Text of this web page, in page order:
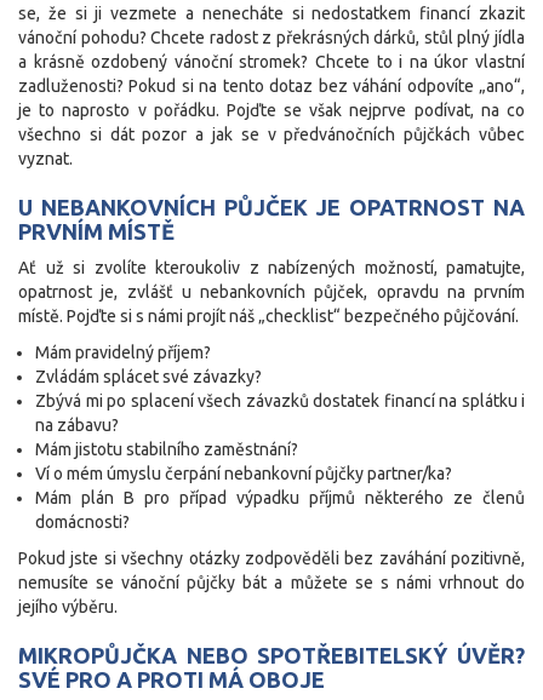
se, že si ji vezmete a nenecháte si nedostatkem financí zkazit
vánoční pohodu? Chcete radost z překrásných dárků, stůl plný jídla
a krásně ozdobený vánoční stromek? Chcete to i na úkor vlastní
zadluženosti? Pokud si na tento dotaz bez váhání odpovíte „ano“,
je to naprosto v pořádku. Pojďte se však nejprve podívat, na co
všechno si dát pozor a jak se v předvánočních půjčkách vůbec
vyznat.
U NEBANKOVNÍCH PŮJČEK JE OPATRNOST NA
PRVNÍM MÍSTĚ
Ať už si zvolíte kteroukoliv z nabízených možností, pamatujte,
opatrnost je, zvlášť u nebankovních půjček, opravdu na prvním
místě. Pojďte si s námi projít náš „checklist“ bezpečného půjčování.
Mám pravidelný příjem?
Zvládám splácet své závazky?
Zbývá mi po splacení všech závazků dostatek financí na splátku i
na zábavu?
Mám jistotu stabilního zaměstnání?
Ví o mém úmyslu čerpání nebankovní půjčky partner/ka?
Mám plán B pro případ výpadku příjmů některého ze členů
domácnosti?
Pokud jste si všechny otázky zodpověděli bez zaváhání pozitivně,
nemusíte se vánoční půjčky bát a můžete se s námi vrhnout do
jejího výběru.
MIKROPŮJČKA NEBO SPOTŘEBITELSKÝ ÚVĚR?
SVÉ PRO A PROTI MÁ OBOJE